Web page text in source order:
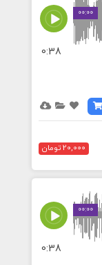
00:00
0:38
20,000 تومان
00:00
0:38